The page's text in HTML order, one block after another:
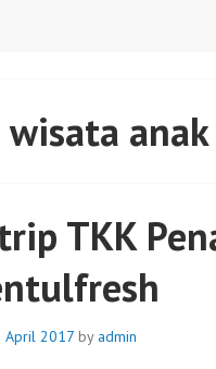
wisata
TKK
April 2017 by admin